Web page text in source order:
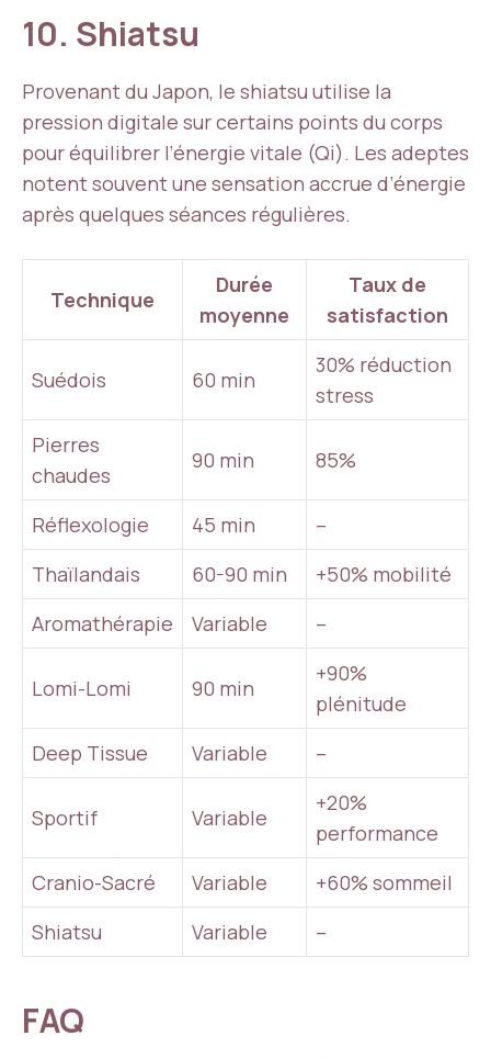
10. Shiatsu
Provenant du Japon, le shiatsu utilise la
pression digitale sur certains points du corps
pour équilibrer l’énergie vitale (Qi). Les adeptes
notent souvent une sensation accrue d’énergie
après quelques séances régulières.
Technique
Durée
moyenne
Taux de
satisfaction
Suédois 60 min
30% réduction
stress
Pierres
chaudes
90 min 85%
Réflexologie 45 min
–
Thaïlandais
60-90 min
+50% mobilité
Aromathérapie
Variable –
Lomi-Lomi 90 min
+90%
plénitude
Deep Tissue
Variable –
Sportif Variable
+20%
performance
Cranio-Sacré
Variable
+60% sommeil
Shiatsu
Variable –
FAQ